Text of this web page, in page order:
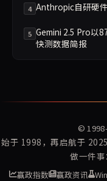
4 Anthropic自研硬
5 Gemini 2.5 Pro以
快测数据简报
©
始于 1998，再启航于
做一件事
赢政指数 赢政资讯